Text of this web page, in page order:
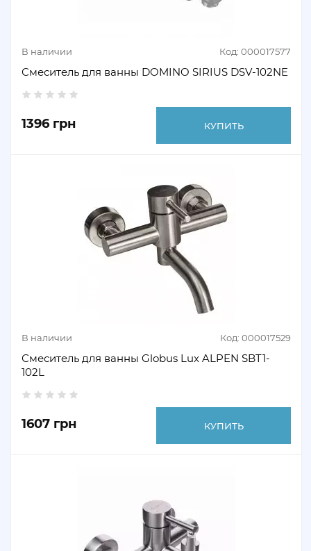
В наличии Код: 000017577
Смеситель для ванны DOMINO SIRIUS DSV-102NE
1396 грн КУПИТЬ
В наличии Код: 000017529
Смеситель для ванны Globus Lux ALPEN SBT1-
102L
1607 грн КУПИТЬ